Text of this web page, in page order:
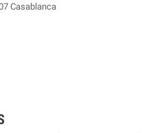
Casablanca